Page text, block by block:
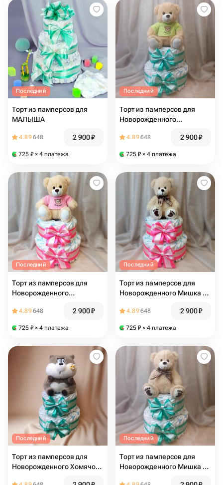
Последний
Торт из памперсов для
МАЛЫША
4.89648 2 900₽
725 ₽ × 4 платежа
Последний
Торт из памперсов для
Новорожденного
4.89648 2 900₽
725 ₽ × 4 платежа
Последний
Торт из памперсов для
Новорожденного
4.89648 2 900₽
725 ₽ × 4 платежа
Последний
Торт из памперсов для
Новорожденного Мишка с
4.89648 2 900₽
725 ₽ × 4 платежа
Последний
Торт из памперсов для
Новорожденного Хомячок
Последний
Торт из памперсов для
Новорожденного Мишка с